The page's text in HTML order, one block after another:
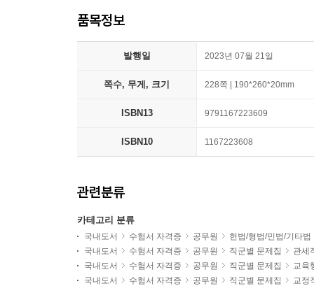
품목정보
발행일 2023년 07월 21일
쪽수, 무게, 크기 228쪽 | 190*260*20mm
ISBN13 9791167223609
ISBN10 1167223608
관련분류
카테고리 분류
국내도서 수험서 자격증 공무원
헌법/형법/민법/기타법
국내도서
수험서 자격증 공무원 직군별 문제집
관세
국내도서
수험서 자격증 공무원 직군별 문제집
교육
국내도서
수험서 자격증 공무원 직군별 문제집
교정